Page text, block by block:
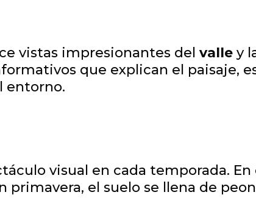
vistas impresionantes delvalley
que explican el paisaje,
entorno.
visual en cada temporada. En
el suelo se llena de